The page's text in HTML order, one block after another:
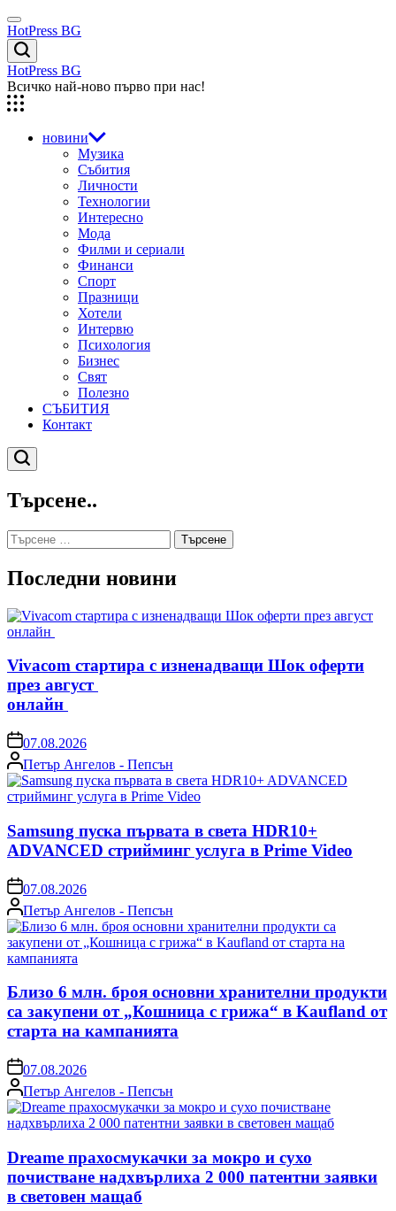
Skip
to
content
Menu
HotPress BG
Търсене
HotPress BG
Всичко най-ново първо при нас!
новини
Музика
Събития
Личности
Технологии
Интересно
Мода
Филми и сериали
Финанси
Спорт
Празници
Хотели
Интервю
Психология
Бизнес
Свят
Полезно
СЪБИТИЯ
Контакт
Търсене
Търсене..
Търсене
за:
Последни новини
Vivacom стартира с изненадващи Шок оферти
през август
онлайн
on07.08.2026
Posted
by
Петър Ангелов - Пепсън
Samsung пуска първата в света HDR10+
ADVANCED стрийминг услуга в Prime Video
on07.08.2026
Posted
by
Петър Ангелов - Пепсън
Близо 6 млн. броя основни хранителни продукти
са закупени от „Кошница с грижа“ в Kaufland от
старта на кампанията
on07.08.2026
Posted
by
Петър Ангелов - Пепсън
Dreame прахосмукачки за мокро и сухо
почистване надхвърлиха 2 000 патентни заявки
в световен мащаб